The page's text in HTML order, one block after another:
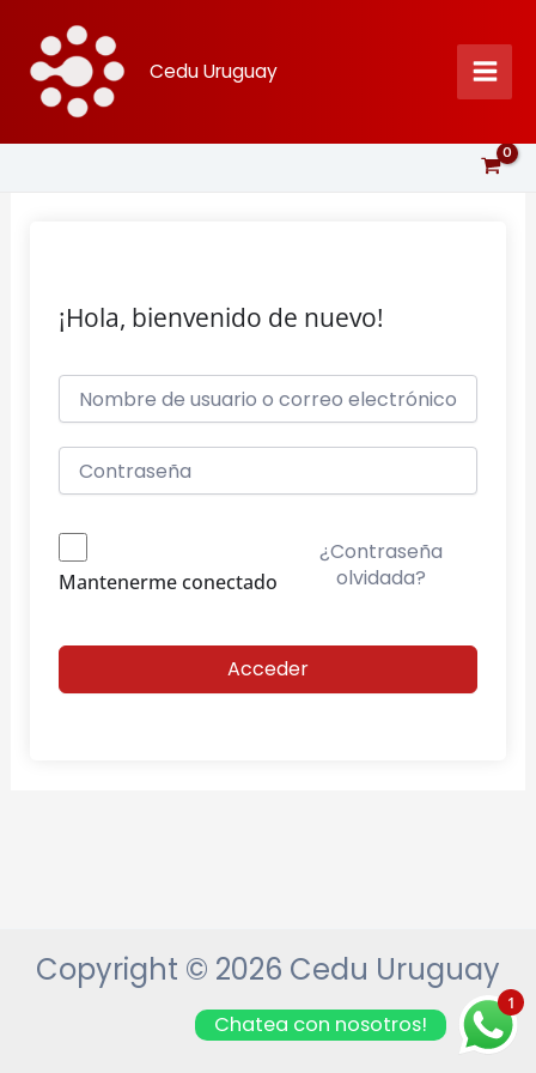
contenido
Cedu Uruguay
¡Hola, bienvenido de nuevo!
Mantenerme conectado
¿Contraseña
olvidada?
Acceder
Copyright © 2026 Cedu Uruguay
1
Chatea con nosotros!